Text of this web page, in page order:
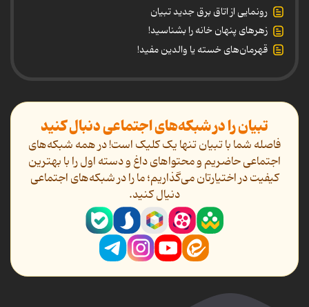
رونمایی از اتاق برق جدید تبیان
زهرهای پنهان خانه را بشناسید!
قهرمان‌های خسته یا والدین مفید!
تبیان را در شبکه‌های اجتماعی دنبال کنید
فاصله شما با تبیان تنها یک کلیک است! در همه شبکه‌های
اجتماعی حاضریم و محتواهای داغ و دسته اول را با بهترین
کیفیت در اختیارتان می‌گذاریم؛ ما را در شبکه‌های اجتماعی
دنیال کنید.